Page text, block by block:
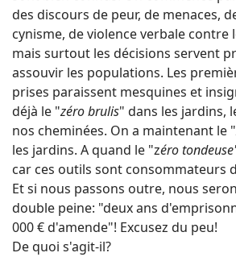
des discours de peur, de menaces,
cynisme, de violence verbale contre
mais surtout les décisions servent
assouvir les populations. Les
prises paraissent mesquines et
déjà le "zéro brulis" dans les jardins,
nos cheminées. On a maintenant le "
les jardins. A quand le "zéro
car ces outils sont consommateurs
Et si nous passons outre, nous
double peine: "deux ans
000 € d'amende"! Excusez du peu!
De quoi s'agit-il?